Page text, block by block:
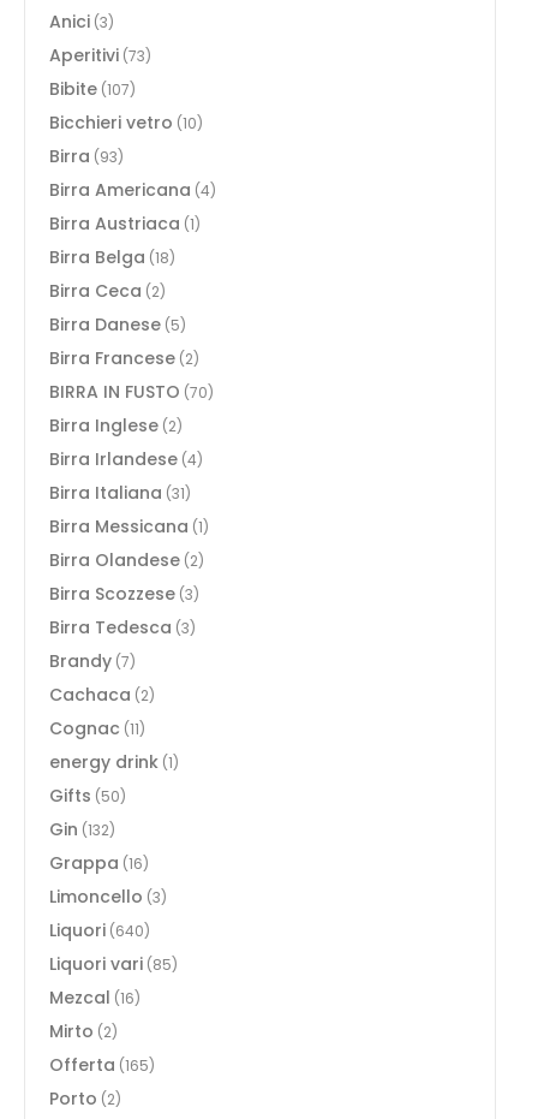
Anici (3)
Aperitivi (73)
Bibite (107)
Bicchieri vetro (10)
Birra (93)
Birra Americana (4)
Birra Austriaca (1)
Birra Belga (18)
Birra Ceca (2)
Birra Danese (5)
Birra Francese (2)
BIRRA IN FUSTO (70)
Birra Inglese (2)
Birra Irlandese (4)
Birra Italiana (31)
Birra Messicana (1)
Birra Olandese (2)
Birra Scozzese (3)
Birra Tedesca (3)
Brandy (7)
Cachaca (2)
Cognac (11)
energy drink (1)
Gifts (50)
Gin (132)
Grappa (16)
Limoncello (3)
Liquori (640)
Liquori vari (85)
Mezcal (16)
Mirto (2)
Offerta (165)
Porto (2)